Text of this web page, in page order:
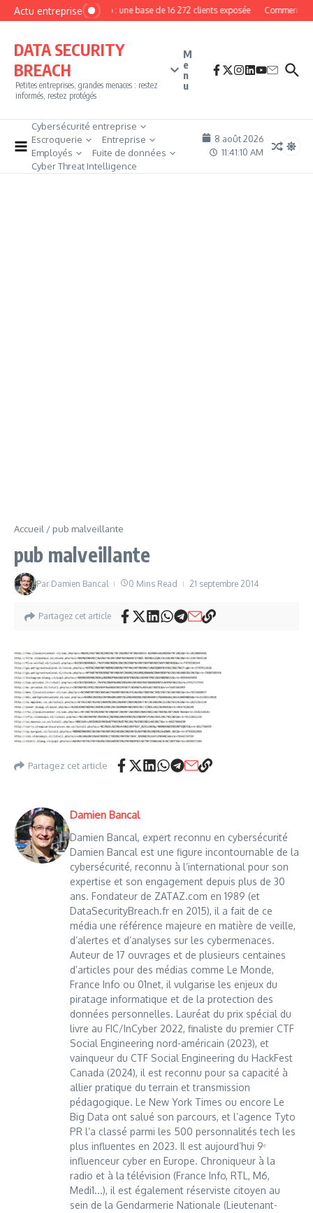
Aller au contenu
Actu entrepriseMyPhoto : une base de 16 272 clients exposée Comment
DATA SECURITY
BREACH
Petites entreprises, grandes menaces : restez
informés, restez protégés
M
e
n
u
Cybersécurité entreprise
Escroquerie
Entreprise
Employés
Fuite de données
Cyber Threat Intelligence
8 août 2026
11:41:11 AM
Accueil / pub malveillante
pub malveillante
Par Damien Bancal 0 Mins Read 21 septembre 2014
Partagez cet article
Partagez cet article
Damien Bancal
Damien Bancal, expert reconnu en cybersécurité
Damien Bancal est une figure incontournable de la
cybersécurité, reconnu à l’international pour son
expertise et son engagement depuis plus de 30
ans. Fondateur de ZATAZ.com en 1989 (et
DataSecurityBreach.fr en 2015), il a fait de ce
média une référence majeure en matière de veille,
d’alertes et d’analyses sur les cybermenaces.
Auteur de 17 ouvrages et de plusieurs centaines
d’articles pour des médias comme Le Monde,
France Info ou 01net, il vulgarise les enjeux du
piratage informatique et de la protection des
données personnelles. Lauréat du prix spécial du
livre au FIC/InCyber 2022, finaliste du premier CTF
Social Engineering nord-américain (2023), et
vainqueur du CTF Social Engineering du HackFest
Canada (2024), il est reconnu pour sa capacité à
allier pratique du terrain et transmission
pédagogique. Le New York Times ou encore Le
Big Data ont salué son parcours, et l’agence Tyto
PR l’a classé parmi les 500 personnalités tech les
plus influentes en 2023. Il est aujourd’hui 9ᵉ
influenceur cyber en Europe. Chroniqueur à la
radio et à la télévision (France Info, RTL, M6,
Medi1...), il est également réserviste citoyen au
sein de la Gendarmerie Nationale (Lieutenant-